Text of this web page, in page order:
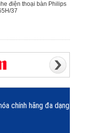
điện thoại bàn Philips
37
chính hãng đa dạng